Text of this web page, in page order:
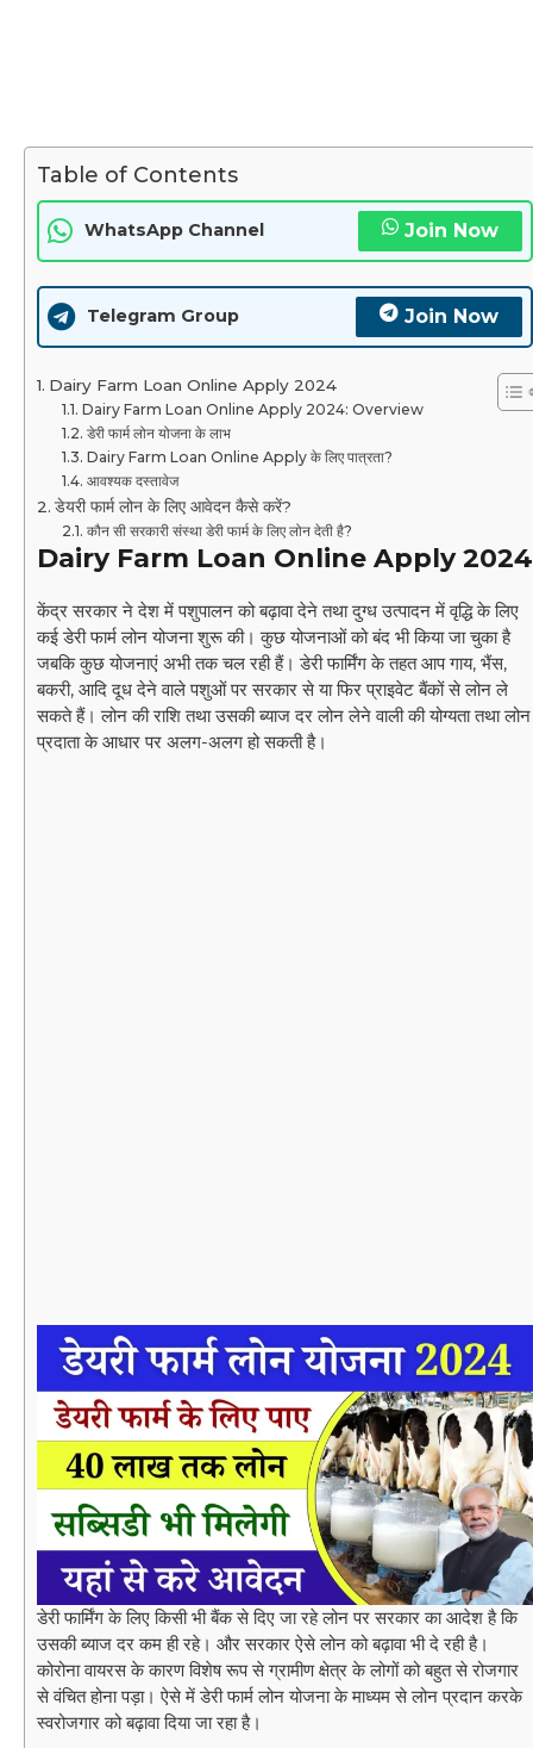
Table of Contents
WhatsApp Channel Join Now
Telegram Group Join Now
Dairy Farm Loan Online Apply 2024
Dairy Farm Loan Online Apply 2024: Overview
डेरी फार्म लोन योजना के लाभ
Dairy Farm Loan Online Apply के लिए पात्रता?
आवश्यक दस्तावेज
डेयरी फार्म लोन के लिए आवेदन कैसे करें?
कौन सी सरकारी संस्था डेरी फार्म के लिए लोन देती है?
Dairy Farm Loan Online Apply 2024
केंद्र सरकार ने देश में पशुपालन को बढ़ावा देने तथा दुग्ध उत्पादन में वृद्धि के लिए
कई डेरी फार्म लोन योजना शुरू की। कुछ योजनाओं को बंद भी किया जा चुका है
जबकि कुछ योजनाएं अभी तक चल रही हैं। डेरी फार्मिंग के तहत आप गाय, भैंस,
बकरी, आदि दूध देने वाले पशुओं पर सरकार से या फिर प्राइवेट बैंकों से लोन ले
सकते हैं। लोन की राशि तथा उसकी ब्याज दर लोन लेने वाली की योग्यता तथा लोन
प्रदाता के आधार पर अलग-अलग हो सकती है।
डेरी फार्मिंग के लिए किसी भी बैंक से दिए जा रहे लोन पर सरकार का आदेश है कि
उसकी ब्याज दर कम ही रहे। और सरकार ऐसे लोन को बढ़ावा भी दे रही है।
कोरोना वायरस के कारण विशेष रूप से ग्रामीण क्षेत्र के लोगों को बहुत से रोजगार
से वंचित होना पड़ा। ऐसे में डेरी फार्म लोन योजना के माध्यम से लोन प्रदान करके
स्वरोजगार को बढ़ावा दिया जा रहा है।